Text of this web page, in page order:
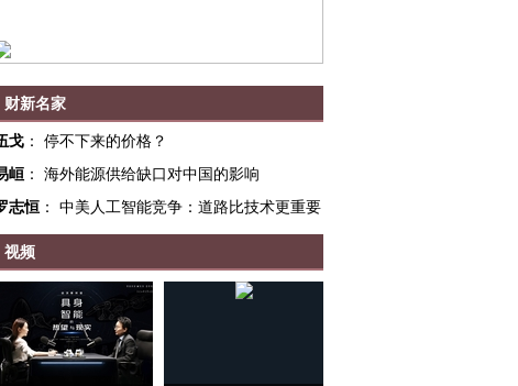
财新名家
戈 ： 停不下来的价格？
峘 ： 海外能源供给缺口对中国的影响
志恒 ： 中美人工智能竞争：道路比技术更重要
视频